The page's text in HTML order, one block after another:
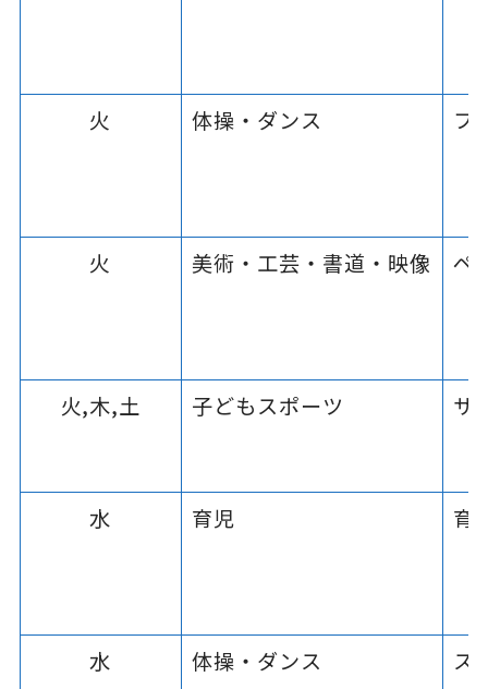
火 体操・ダンス フ
火 美術・工芸・書道・映像 ペ
火,木,土 子どもスポーツ サ
水 育児 育
水 体操・ダンス ス